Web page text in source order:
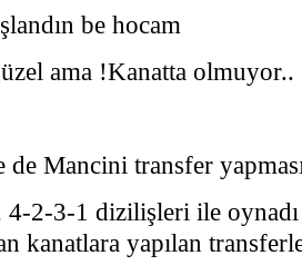
be hocam
ama !Kanatta olmuyor..
de Mancini transfer
2-3-1 dizilişleri ile
kanatlara yapılan